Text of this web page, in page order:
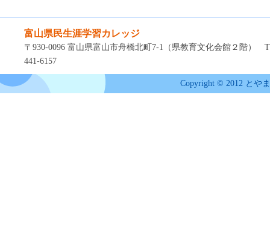
富山県民生涯学習カレッジ
〒930-0096 富山県富山市舟橋北町7-1（県教育文化会館２階）
441-6157
Copyright © 2012 とや